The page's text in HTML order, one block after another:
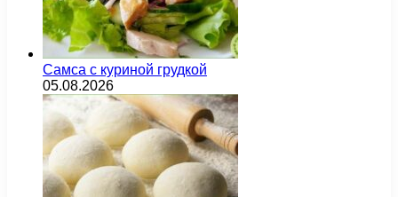
Самса с куриной грудкой
05.08.2026